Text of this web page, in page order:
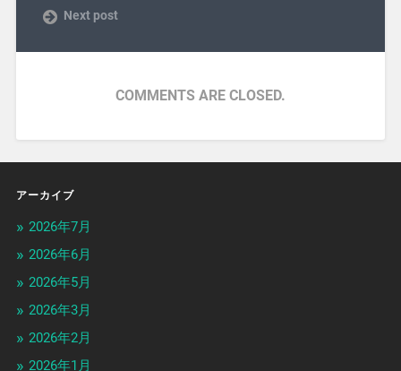
Next post
COMMENTS ARE CLOSED.
アーカイブ
2026年7月
2026年6月
2026年5月
2026年3月
2026年2月
2026年1月